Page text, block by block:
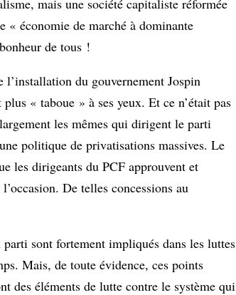
« économie de marché à dominante
de tous !
l’installation du gouvernement Jospin
« taboue » à ses yeux. Et ce n’était pas
les mêmes qui dirigent le parti
politique de privatisations massives. Le
les dirigeants du PCF approuvent et
De telles concessions au
sont fortement impliqués dans les luttes
Mais, de toute évidence, ces points
des éléments de lutte contre le système qui